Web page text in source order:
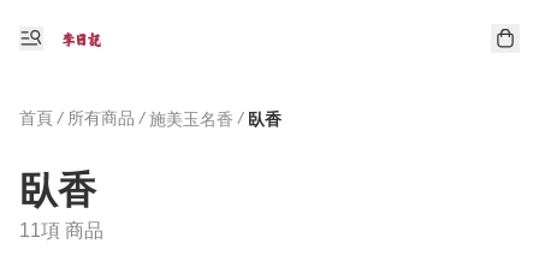
首頁 / 所有商品 / 施美玉名香 / 臥香
臥香
11項 商品